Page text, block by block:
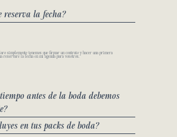
reserva la fecha?
simplemente tenemos que firmar un contrato y hacer una primera
reservaré la fecha en mi agenda para vosotros.
antes de la boda debemos
en tus packs de boda?